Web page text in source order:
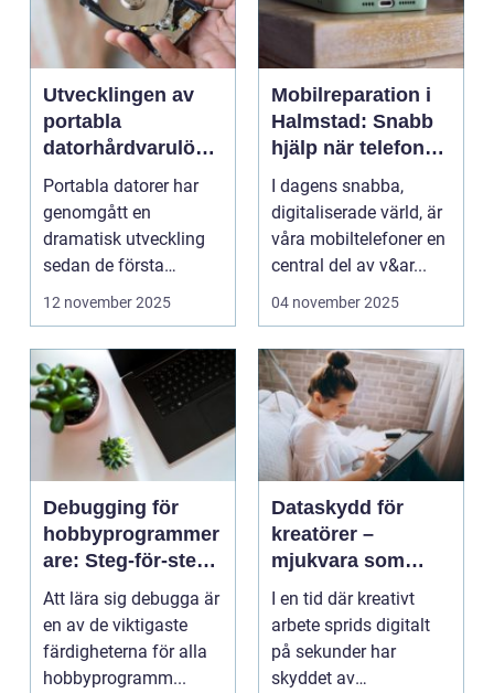
Utvecklingen av
portabla
datorhårdvarulösn
ingar
Portabla datorer har
genomgått en
dramatisk utveckling
sedan de första
bärbara model...
12 november 2025
Mobilreparation i
Halmstad: Snabb
hjälp när telefonen
gått sönder
I dagens snabba,
digitaliserade värld, är
våra mobiltelefoner en
central del av v&ar...
04 november 2025
Debugging för
hobbyprogrammer
are: Steg-för-steg-
metoder
Att lära sig debugga är
en av de viktigaste
färdigheterna för alla
hobbyprogramm...
Dataskydd för
kreatörer –
mjukvara som
skyddar
intellektuellt
kapital
I en tid där kreativt
arbete sprids digitalt
på sekunder har
skyddet av